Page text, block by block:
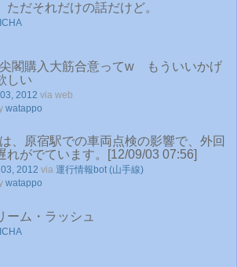
ただそれだけの話だけど。
閣購入大筋合意ってw もういいかげ
しい
2012 via web
watappo
、原宿駅での車両点検の影響で、外回
れがでています。[12/09/03 07:56]
2012 via 運行情報bot (山手線)
watappo
ーム・ラッシュ